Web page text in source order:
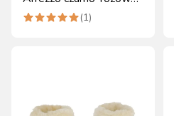
Covalliero
(1)